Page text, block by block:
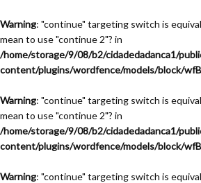
Warning: "continue" targeting switch is
mean to use "continue 2"? in
/home/storage/9/08/b2/cidadedadanca1/
content/plugins/wordfence/models/block/
Warning: "continue" targeting switch is
mean to use "continue 2"? in
/home/storage/9/08/b2/cidadedadanca1/
content/plugins/wordfence/models/block/
Warning: "continue" targeting switch is